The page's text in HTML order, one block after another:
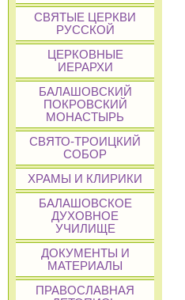
СВЯТЫЕ ЦЕРКВИ
РУССКОЙ
ЦЕРКОВНЫЕ
ИЕРАРХИ
БАЛАШОВСКИЙ
ПОКРОВСКИЙ
МОНАСТЫРЬ
СВЯТО-ТРОИЦКИЙ
СОБОР
ХРАМЫ И КЛИРИКИ
БАЛАШОВСКОЕ
ДУХОВНОЕ
УЧИЛИЩЕ
ДОКУМЕНТЫ И
МАТЕРИАЛЫ
ПРАВОСЛАВНАЯ